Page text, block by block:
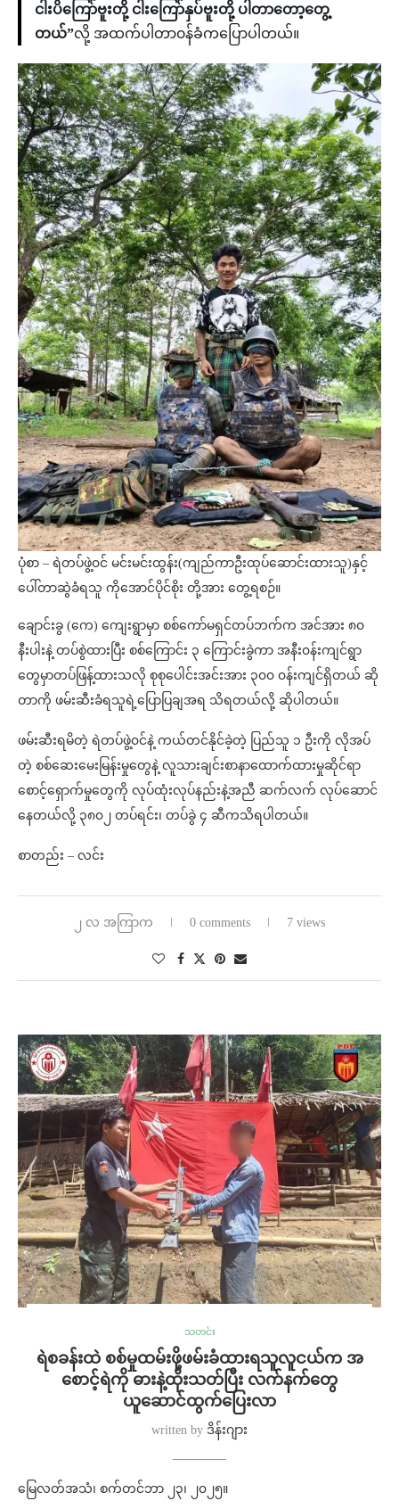
ငါးပိကြော်ဗူးတို့ ငါးကြော်နှပ်ဗူးတို့ ပါတာတော့တွေ့
တယ်”လို့ အထက်ပါတာ၀န်ခံကပြောပါတယ်။
ပုံစာ – ရဲတပ်ဖွဲ့၀င် မင်းမင်းထွန်း(ကျည်ကာဦးထုပ်ဆောင်းထားသူ)နှင့်
ပေါ်တာဆွဲခံရသူ ကိုအောင်ပိုင်စိုး တို့အား တွေ့ရစဉ်။
ချောင်းခွ (ကေ) ကျေးရွာမှာ စစ်ကော်မရှင်တပ်ဘက်က အင်အား ၈၀
နီးပါးနဲ့ တပ်စွဲထားပြီး စစ်ကြောင်း ၃ ကြောင်းခွဲကာ အနီး၀န်းကျင်ရွာ
တွေမှာတပ်ဖြန့်ထားသလို စုစုပေါင်းအင်းအား ၃၀၀ ၀န်းကျင်ရှိတယ် ဆို
တာကို ဖမ်းဆီးခံရသူရဲ့ပြောပြချအရ သိရတယ်လို့ ဆိုပါတယ်။
ဖမ်းဆီးရမိတဲ့ ရဲတပ်ဖွဲ့၀င်နဲ့ ကယ်တင်နိုင်ခဲ့တဲ့ ပြည်သူ ၁ ဦးကို လိုအပ်
တဲ့ စစ်ဆေးမေးမြန်းမှုတွေနဲ့ လူသားချင်းစာနာထောက်ထားမှုဆိုင်ရာ
စောင့်ရှောက်မှုတွေကို လုပ်ထုံးလုပ်နည်းနဲ့အညီ ဆက်လက် လုပ်ဆောင်
နေတယ်လို့ ၃၈၀၂ တပ်ရင်း၊ တပ်ခွဲ ၄ ဆီကသိရပါတယ်။
စာတည်း – လင်း
၂ လ အကြာက 0 comments 7 views
သတင်း
ရဲစခန်းထဲ စစ်မှုထမ်းဖို့ဖမ်းခံထားရသူလူငယ်က အ
စောင့်ရဲကို ဓားနဲ့ထိုးသတ်ပြီး လက်နက်တွေ
ယူဆောင်ထွက်ပြေးလာ
written by ဒိန်းဂျား
မြေလတ်အသံ၊ စက်တင်ဘာ ၂၃၊ ၂၀၂၅။